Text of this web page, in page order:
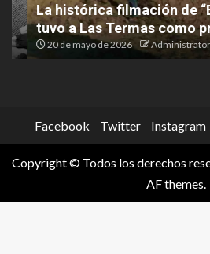
La histórica filmación de “El
tuvo a Las Termas como
20 de mayo de 2026 Administrator
Facebook Twitter Instagram
Copyright © Todos los derechos
AF themes.